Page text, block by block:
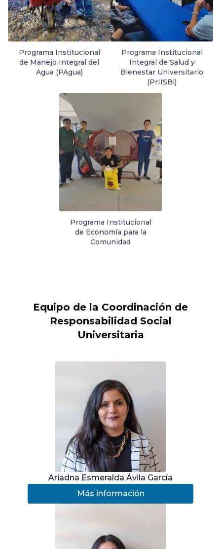
Programa Institucional
de Manejo Integral del
Agua (PAgua)
Programa Institucional
Integral de Salud y
Bienestar Universitario
(PrIISBi)
Programa Institucional
de Economía para la
Comunidad
Equipo de la Coordinación de
Responsabilidad Social
Universitaria
Ariadna Esmeralda Ávila García
Más información